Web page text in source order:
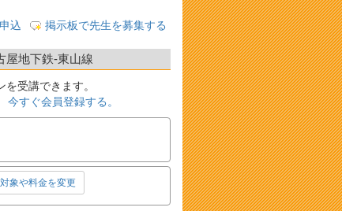
込 掲示板で先生を募集する
屋地下鉄-東山線
受講できます。
今すぐ会員登録する。
象や料金を変更